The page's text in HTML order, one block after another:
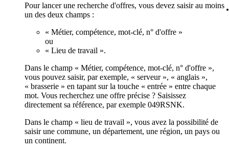
Pour lancer une recherche d'offres, vous devez saisir au moins
un des deux champs :
« Métier, compétence, mot-clé, n° d'offre »
ou
« Lieu de travail ».
Dans le champ « Métier, compétence, mot-clé, n° d'offre »,
vous pouvez saisir, par exemple, « serveur », « anglais »,
« brasserie » en tapant sur la touche « entrée » entre chaque
mot. Vous recherchez une offre précise ? Saisissez
directement sa référence, par exemple 049RSNK.
Dans le champ « lieu de travail », vous avez la possibilité de
saisir une commune, un département, une région, un pays ou
un continent.